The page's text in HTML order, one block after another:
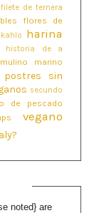
filete de ternera
flores de
harina
historia de a
mulino marino
postres sin
secundo
de pescado
vegano
noted} are